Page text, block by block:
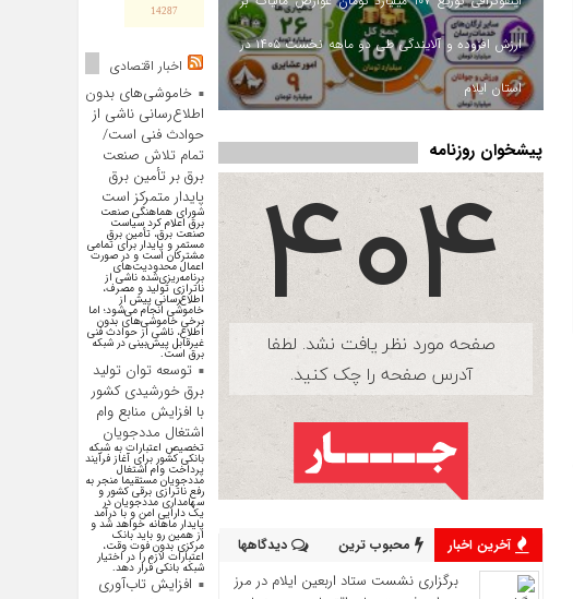
ارزش افزوده و آلایندگی طی دو ماهه نخست ۱۴۰۵ در
استان ایلام
پیشخوان روزنامه
آخرین اخبار محبوب ترین دیدگاهها
برگزاری نشست ستاد اربعین ایلام در مرز
14287
اخبار اقتصادی
خاموشی‌های بدون
اطلاع‌رسانی ناشی از
حوادث فنی است/
تمام تلاش صنعت
برق بر تأمین برق
پایدار متمرکز است
شورای هماهنگی صنعت
برق اعلام کرد سیاست
صنعت برق، تأمین برق
مستمر و پایدار برای تمامی
مشترکان است و در صورت
اعمال محدودیت‌های
برنامه‌ریزی‌شده ناشی از
ناترازی تولید و مصرف،
اطلاع‌رسانی پیش از
خاموشی انجام می‌شود؛ اما
برخی خاموشی‌های بدون
اطلاع، ناشی از حوادث فنی
غیرقابل پیش‌بینی در شبکه
برق است.
توسعه توان تولید
برق خورشیدی کشور
با افزایش منابع وام
اشتغال مددجویان
تخصیص اعتبارات به شبکه
بانکی کشور برای آغاز فرآیند
پرداخت وام اشتغال
مددجویان مستقیما منجر به
رفع ناترازی برقی کشور و
سهامداری مددجویان در
یک دارایی امن و با درآمد
پایدار ماهانه خواهد شد و
از همین رو باید بانک
مرکزی بدون فوت وقت،
اعتبارات لازم را در اختیار
شبکه بانکی قرار دهد.
افزایش تاب‌آوری